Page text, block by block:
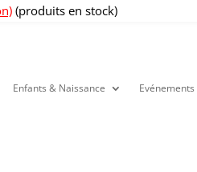
(produits en stock)
Enfants & Naissance Evénements